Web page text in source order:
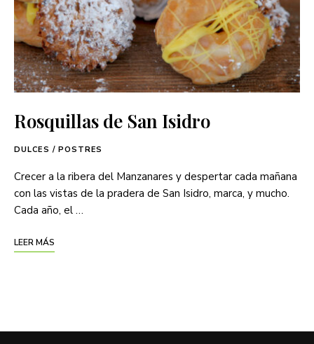
Rosquillas de San Isidro
DULCES / POSTRES
Crecer a la ribera del Manzanares y despertar cada mañana
con las vistas de la pradera de San Isidro, marca, y mucho.
Cada año, el …
LEER MÁS